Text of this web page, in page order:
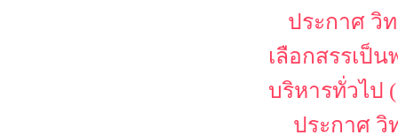
ประกาศ วิ
เลือกสรรเป็
บริหารทั่วไป
ประกาศ วิ